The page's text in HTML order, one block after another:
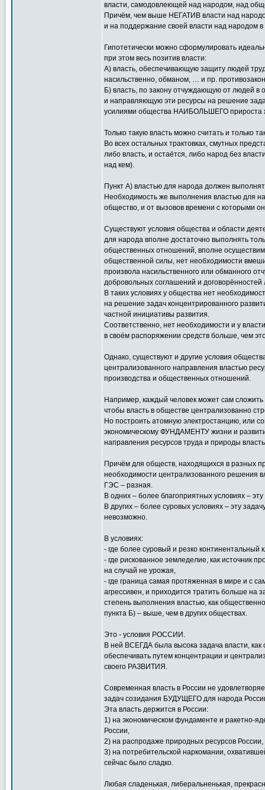
власти, самодовлеющей над народом, над
Причём, чем выше НЕГАТИВ власти над
и на поддержание своей власти над
Гипотетически можно сформулировать
при этом весь позитив власти:
А) власть, обеспечивающую защиту людей
насильственно, обманом, … и пр.
Б) власть, по закону отчуждающую от людей
и направляющую эти ресурсы на решение
усилиями общества НАИБОЛЬШЕГО прироста
Только такую власть можно считать и
Во всех остальных трактовках, смутных
либо власть, и остаётся, либо народ без
над кем).
Пункт А) властью для народа должен
Необходимость же выполнения властью для
общество, и от вызовов времени с которыми
Существуют условия общества и области
для народа вполне достаточно выполнять
общественных отношений, вполне
общественной силы, нет необходимости
произвола насильственного или обманного
добровольных соглашений и договорённостей
В таких условиях у общества нет
на решение задач концентрированного
частной инициативы развития.
Соответственно, нет необходимости и у
в своём распоряжении средств больше, чем
Однако, существуют и другие условия
централизованного направления властью
производства и общественных отношений.
Например, каждый человек может сам
чтобы власть в обществе централизованно
Но построить атомную электростанцию, или
экономическому ФУНДАМЕНТУ жизни и
направления ресурсов труда и природы
Причём для обществ, находящихся в разных
необходимости централизованного решения
ГЭС – разная.
В одних – более благоприятных условиях –
В других – более суровых условиях – эту
невозможно.
В условиях:
- где более суровый и резко
- где рискованное земледелие, как источник
на случай не урожая,
- где граница самая протяженная в мире и с
агрессивен, и приходится тратить больше на
степень выполнения властью, как
пункта Б) – выше, чем в других обществах.
Это - условия РОССИИ.
В ней ВСЕГДА была высока задача власти,
обеспечивать путем концентрации и
своего РАЗВИТИЯ.
Современная власть в России не
задач созидания БУДУЩЕГО для народа
Эта власть держится в России:
1) на экономическом фундаменте и ракетно-
России,
2) на распродаже природных ресурсов
3) на потребительской наркомании,
сейчас было сладко.
Любая сладенькая, либеральненькая,